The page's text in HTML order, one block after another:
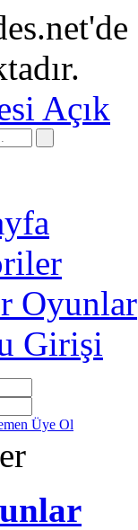
Açık
Oyunlar
Girişi
Üye Ol